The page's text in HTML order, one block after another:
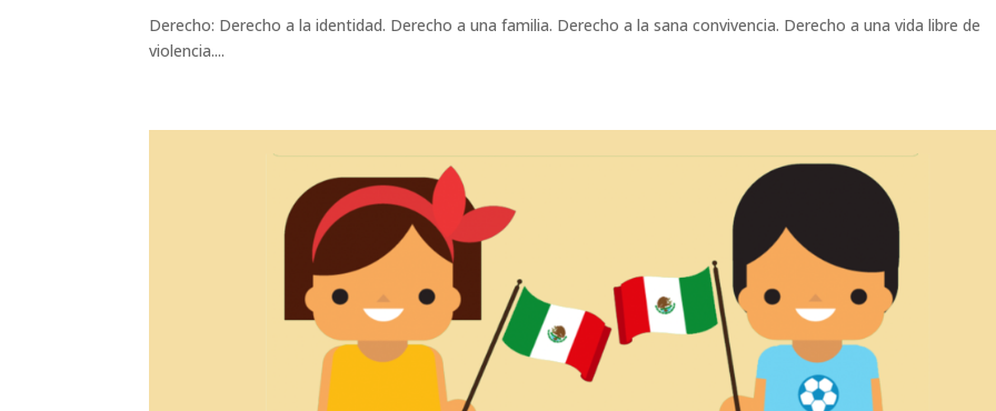
Derecho: Derecho a la identidad. Derecho a una familia. Derecho a la sana convivencia. Derecho a una vida libre de
violencia....